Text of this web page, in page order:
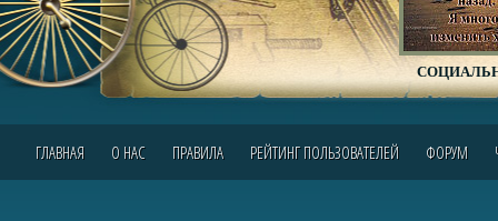
ГЛАВНАЯ О НАС ПРАВИЛА РЕЙТИНГ ПОЛЬЗОВАТЕЛЕЙ ФОРУМ